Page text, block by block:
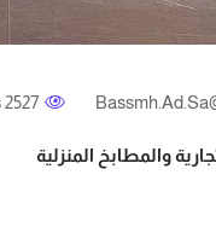
2527 Views
والمطابخ المنزلية